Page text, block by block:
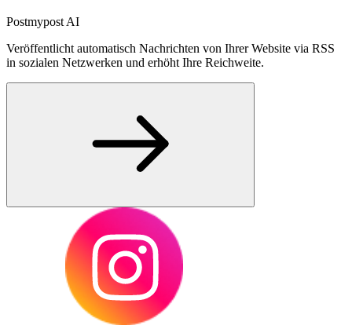
Postmypost AI
Veröffentlicht automatisch Nachrichten von Ihrer Website via RSS
in sozialen Netzwerken und erhöht Ihre Reichweite.